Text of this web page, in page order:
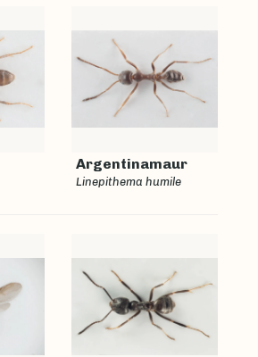
Argentinamaur
Linepithema humile